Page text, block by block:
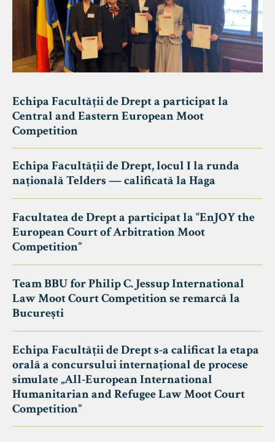
Echipa Facultății de Drept a participat la
Central and Eastern European Moot
Competition
Echipa Facultății de Drept, locul I la runda
națională Telders — calificată la Haga
Facultatea de Drept a participat la “EnJOY the
European Court of Arbitration Moot
Competition”
Team BBU for Philip C. Jessup International
Law Moot Court Competition se remarcă la
București
Echipa Facultății de Drept s-a calificat la etapa
orală a concursului internațional de procese
simulate „All-European International
Humanitarian and Refugee Law Moot Court
Competition”